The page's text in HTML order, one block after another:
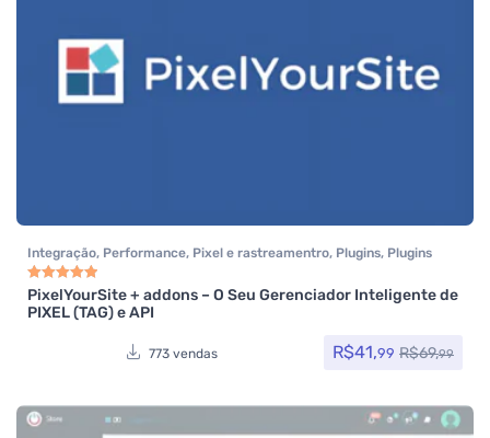
Integração, Performance, Pixel e rastreamentro, Plugins, Plugins
Wocoomerce
Avaliação5.00de 5
PixelYourSite + addons – O Seu Gerenciador Inteligente de
PIXEL (TAG) e API
773 vendas R$41,99 R$69,99